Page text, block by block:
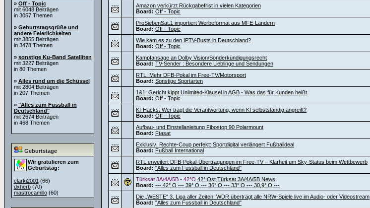
» Off - Topic
mit 6048 Beiträgen
in 3057 Themen
» Geburtstagsgrüße und
andere Feierlichkeiten
mit 3855 Beiträgen
in 3478 Themen
» sonstige Ku-Band Satelliten
mit 3227 Beiträgen
in 80 Themen
» Alles rund um die Schüssel
mit 2804 Beiträgen
in 207 Themen
» "Alles zum Fussball in
Deutschland"
mit 2674 Beiträgen
in 468 Themen
Geburtstage
Wir gratulieren zum
Geburtstag:
clarki2001 (66)
dxherb(70)
mastrocamillo(60)
Amazon verkürzt Rückgabefrist in vielen Kategorien
Board: Off - Topic
ProSiebenSat.1 importiert Werbeformat aus MFE-Ländern
Board: Off - Topic
Wie kam es zu den IPTV-Busts in Deutschland?
Board: Off - Topic
Kampfansage an Dolby Vision/Sonderkündigungsrecht
Board: TV-Sender : Besondere Lieblinge und Sendungen
RTL: Mehr DFB-Pokal im Free-TV/Motorsport
Board: Sonstige Sportarten
1&1: Gericht kippt Unlimited-Klausel in AGB - Was das für Kunden heißt
Board: Off - Topic
KI-Hacks: Wer trägt die Verantwortung, wenn KI selbstständig angreift?
Board: Off - Topic
Aufbau- und Einstellanleitung Fibostop 90 Polarmount
Board: Ftasat
Exklusiv: Rechte-Coup perfekt: Sportdigital verlängert Fußballdeal
Board: Fußball International
RTL erweitert DFB-Pokal-Übertragungen im Free-TV – Klarheit um Sky-Status beim Wettbewerb
Board: "Alles zum Fussball in Deutschland"
Türksat 3A/4A/5B - 42°O 42° Ost Türksat 3A/4A/5B News
Board: --- 42° O --- 39° O --- 36° O --- 33° O --- 30,9° O ---
Die „WESTE“ 3. Liga aller Zeiten: WDR überträgt alle NRW-Spiele live im Audio- oder Videostream
Board: "Alles zum Fussball in Deutschland"